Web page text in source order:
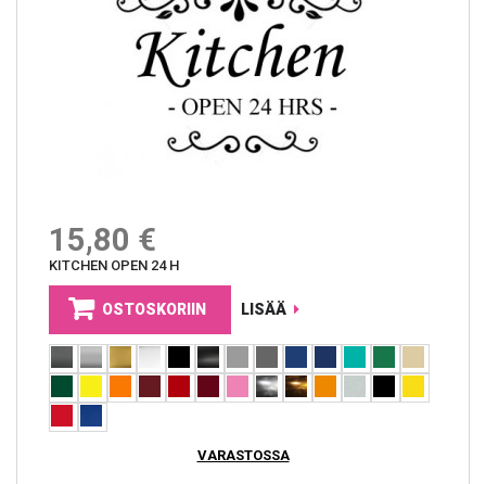
15,80 €
KITCHEN OPEN 24 H
OSTOSKORIIN LISÄÄ
VARASTOSSA